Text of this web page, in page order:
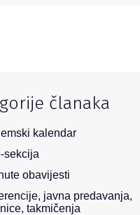
članaka
kalendar
sekcija
obavijesti
javna predavanja,
takmičenja